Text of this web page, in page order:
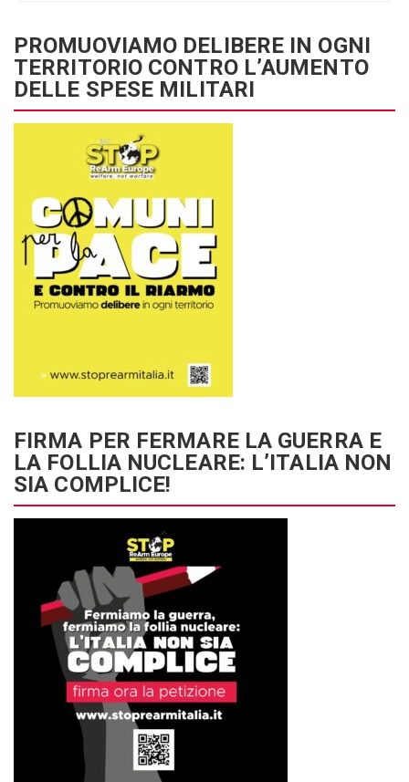
PROMUOVIAMO DELIBERE IN OGNI
TERRITORIO CONTRO L’AUMENTO
DELLE SPESE MILITARI
FIRMA PER FERMARE LA GUERRA E
LA FOLLIA NUCLEARE: L’ITALIA NON
SIA COMPLICE!